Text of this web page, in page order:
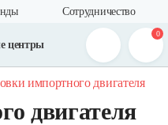
Сотрудничество
центры
0
импортного двигателя
двигателя